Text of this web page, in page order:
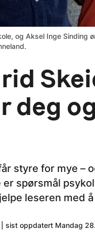
og Aksel Inge Sinding
deg
styre for mye –
spørsmål
leseren med
sist oppdatert Mandag